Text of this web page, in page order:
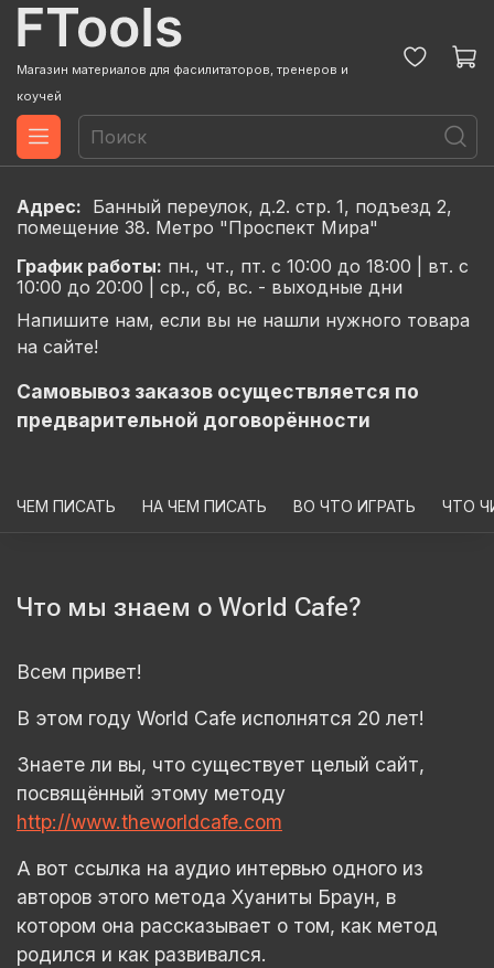
Магазин материалов для фасилитаторов, тренеров и
коучей
Адрес: Банный переулок, д.2. стр. 1, подъезд 2,
помещение 38. Метро "Проспект Мира"
График работы: пн., чт., пт. с 10:00 до 18:00 | вт. с
10:00 до 20:00 | ср., сб, вс. - выходные дни
Напишите нам, если вы не нашли нужного товара
на сайте!
Самовывоз заказов осуществляется по
предварительной договорённости
ЧЕМ ПИСАТЬ НА ЧЕМ ПИСАТЬ ВО ЧТО ИГРАТЬ ЧТО
Что мы знаем о World Cafe?
Всем привет!
В этом году World Cafe исполнятся 20 лет!
Знаете ли вы, что существует целый сайт,
посвящённый этому методу
http://www.theworldcafe.com
А вот ссылка на аудио интервью одного из
авторов этого метода Хуаниты Браун, в
котором она рассказывает о том, как метод
родился и как развивался.